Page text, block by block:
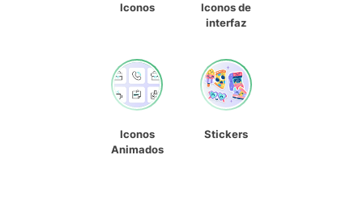
Iconos
Iconos de
interfaz
Iconos
Animados
Stickers